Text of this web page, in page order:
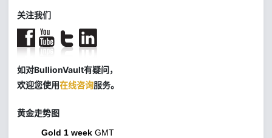
关注我们
如对BullionVault有疑问，
欢迎您使用在线咨询服务。
黄金走势图
Gold 1 week GMT